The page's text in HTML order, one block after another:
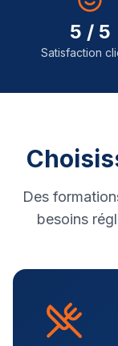
5 / 5
Satisfaction
Des
besoins